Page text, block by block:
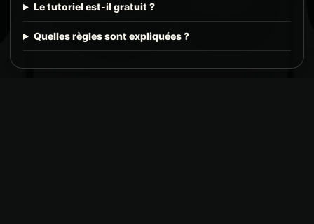
Le tutoriel est-il gratuit ?
Quelles règles sont expliquées ?